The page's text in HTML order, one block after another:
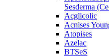
Sesderma
Acglicolic
Acnises
Atopises
Azelac
BTSeS